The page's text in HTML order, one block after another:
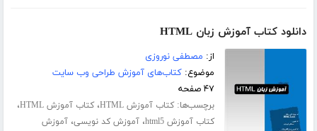
دانلود کتاب آموزش زبان HTML
از: مصطفی نوروزی
موضوع:کتاب‌های آموزش طراحی وب سایت
۴۷ صفحه
برچسب‌ها:کتاب آموزش HTML ،کتاب آموزش HTML ،
کتاب آموزش html5 ،آموزش کد نویسی،آموزش